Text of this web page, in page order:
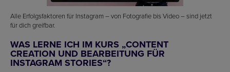
Alle Erfolgsfaktoren für Instagram – von Fotografie bis Video – sind jetzt
für dich greifbar.
WAS LERNE ICH IM KURS „CONTENT
CREATION UND BEARBEITUNG FÜR
INSTAGRAM STORIES“?